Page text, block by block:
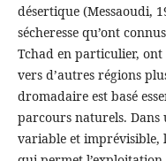
désertique (Messaoudi,
sécheresse qu’ont
Tchad en particulier, ont
vers d’autres régions
dromadaire est basé
parcours naturels.
variable et imprévisible,